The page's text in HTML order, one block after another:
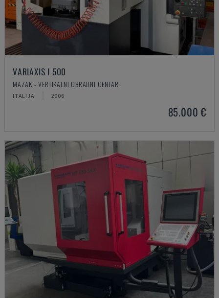
VARIAXIS I 500
MAZAK - VERTIKALNI OBRADNI CENTAR
ITALIJA 2006
85.000 €